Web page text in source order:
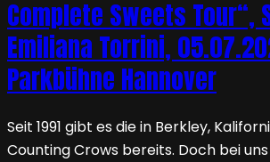
Complete Sweets Tour“,
Emiliana Torrini,
Parkbühne Hannover
Seit 1991 gibt es die in Berkley,
Counting Crows bereits. Doch bei